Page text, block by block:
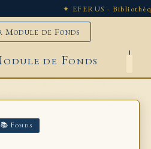
✦ EFERUS ·
de Fonds
de Fonds
📚 Fonds